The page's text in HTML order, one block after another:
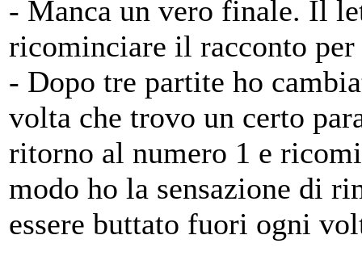
- Manca un vero finale. Il
ricominciare il racconto
- Dopo tre partite ho
volta che trovo un certo
ritorno al numero 1 e
modo ho la sensazione di
essere buttato fuori ogni